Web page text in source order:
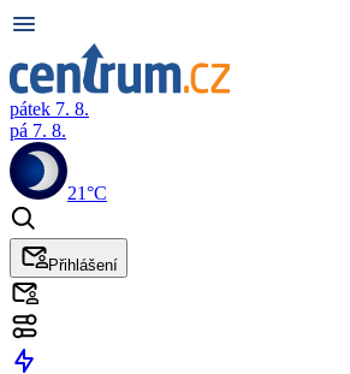
pátek 7. 8.
pá 7. 8.
21°C
Přihlášení